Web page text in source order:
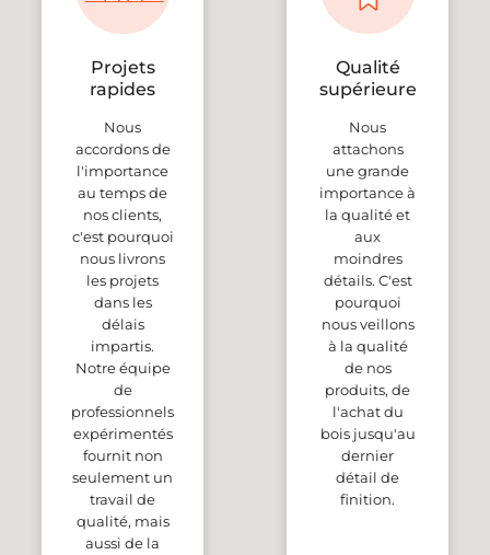
Projets
rapides
Nous
accordons de
l'importance
au temps de
nos clients,
c'est pourquoi
nous livrons
les projets
dans les
délais
impartis.
Notre équipe
de
professionnels
expérimentés
fournit non
seulement un
travail de
qualité, mais
aussi de la
Qualité
supérieure
Nous
attachons
une grande
importance à
la qualité et
aux
moindres
détails. C'est
pourquoi
nous veillons
à la qualité
de nos
produits, de
l'achat du
bois jusqu'au
dernier
détail de
finition.